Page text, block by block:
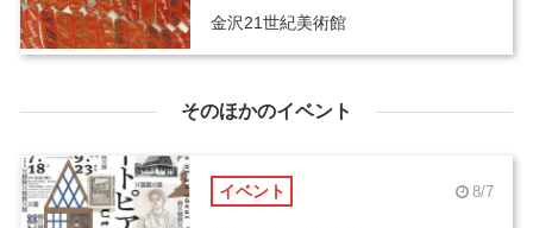
金沢21世紀美術館
そのほかのイベント
イベント 8/7